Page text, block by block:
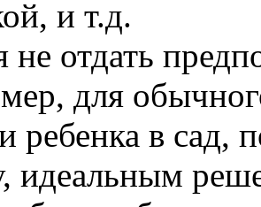
и т.д.
не отдать
для
ребенка в сад,
идеальным